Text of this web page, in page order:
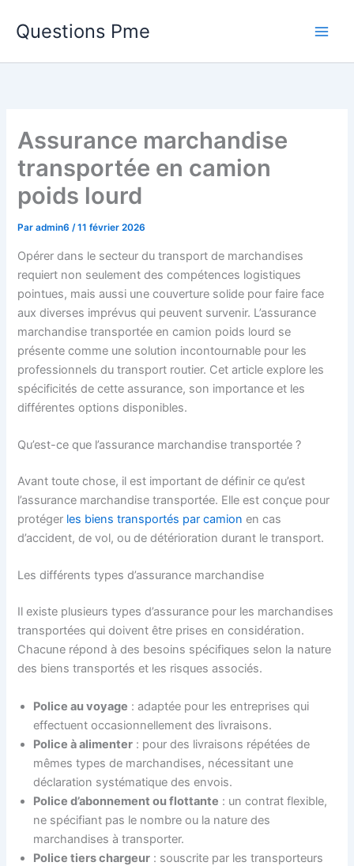
Questions Pme
Assurance marchandise
transportée en camion
poids lourd
Paradmin6/11 février 2026
Opérer dans le secteur du transport de marchandises
requiert non seulement des compétences logistiques
pointues, mais aussi une couverture solide pour faire face
aux diverses imprévus qui peuvent survenir. L’assurance
marchandise transportée en camion poids lourd se
présente comme une solution incontournable pour les
professionnels du transport routier. Cet article explore les
spécificités de cette assurance, son importance et les
différentes options disponibles.
Qu’est-ce que l’assurance marchandise transportée ?
Avant toute chose, il est important de définir ce qu’est
l’assurance marchandise transportée. Elle est conçue pour
protéger les biens transportés par camion en cas
d’accident, de vol, ou de détérioration durant le transport.
Les différents types d’assurance marchandise
Il existe plusieurs types d’assurance pour les marchandises
transportées qui doivent être prises en considération.
Chacune répond à des besoins spécifiques selon la nature
des biens transportés et les risques associés.
Police au voyage : adaptée pour les entreprises qui
effectuent occasionnellement des livraisons.
Police à alimenter : pour des livraisons répétées de
mêmes types de marchandises, nécessitant une
déclaration systématique des envois.
Police d’abonnement ou flottante : un contrat flexible,
ne spécifiant pas le nombre ou la nature des
marchandises à transporter.
Police tiers chargeur : souscrite par les transporteurs